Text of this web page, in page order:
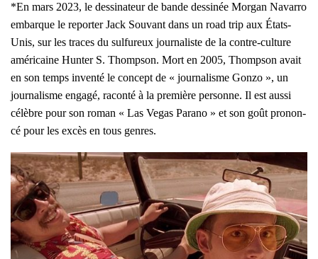
*En mars 2023, le des­si­na­teur de bande des­si­née Mor­gan Navar­ro
embarque le repor­ter Jack Sou­vant dans un road trip aux États-
Unis, sur les traces du sul­fu­reux jour­na­liste de la contre-culture
amé­ri­caine Hun­ter S. Thomp­son. Mort en 2005, Thomp­son avait
en son temps inven­té le concept de « jour­na­lisme Gon­zo », un
jour­na­lisme enga­gé, racon­té à la pre­mière per­sonne. Il est aus­si
célèbre pour son roman « Las Vegas Para­no » et son goût pro­non­
cé pour les excès en tous genres.